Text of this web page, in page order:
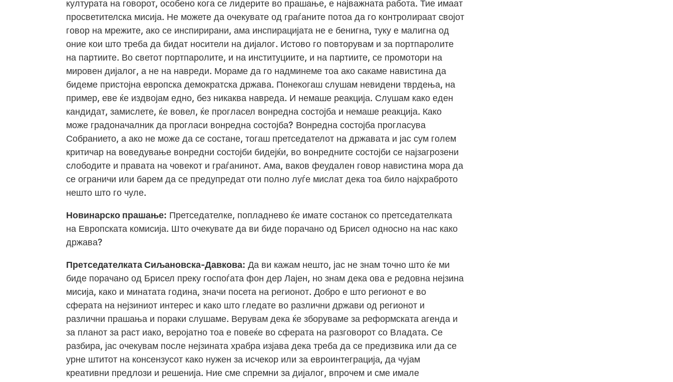
културата на говорот, особено кога се лидерите во прашање, е најважната работа. Тие имаат
просветителска мисија. Не можете да очекувате од граѓаните потоа да го контролираат својот
говор на мрежите, ако се инспирирани, ама инспирацијата не е бенигна, туку е малигна од
оние кои што треба да бидат носители на дијалог. Истово го повторувам и за портпаролите
на партиите. Во светот портпаролите, и на институциите, и на партиите, се промотори на
мировен дијалог, а не на навреди. Мораме да го надминеме тоа ако сакаме навистина да
бидеме пристојна европска демократска држава. Понекогаш слушам невидени тврдења, на
пример, еве ќе издвојам едно, без никаква навреда. И немаше реакција. Слушам како еден
кандидат, замислете, ќе вовел, ќе прогласел вонредна состојба и немаше реакција. Како
може градоначалник да прогласи вонредна состојба? Вонредна состојба прогласува
Собранието, а ако не може да се состане, тогаш претседателот на државата и јас сум голем
критичар на воведување вонредни состојби бидејќи, во вонредните состојби се најзагрозени
слободите и правата на човекот и граѓанинот. Ама, ваков феудален говор навистина мора да
се ограничи или барем да се предупредат оти полно луѓе мислат дека тоа било најхраброто
нешто што го чуле.
Новинарско прашање: Претседателке, попладнево ќе имате состанок со претседателката
на Европската комисија. Што очекувате да ви биде порачано од Брисел односно на нас како
држава?
Претседателката Сиљановска-Давкова: Да ви кажам нешто, јас не знам точно што ќе ми
биде порачано од Брисел преку госпоѓата фон дер Лајен, но знам дека ова е редовна нејзина
мисија, како и минатата година, значи посета на регионот. Добро е што регионот е во
сферата на нејзиниот интерес и како што гледате во различни држави од регионот и
различни прашања и пораки слушаме. Верувам дека ќе зборуваме за реформската агенда и
за планот за раст иако, веројатно тоа е повеќе во сферата на разговорот со Владата. Се
разбира, јас очекувам после нејзината храбра изјава дека треба да се предизвика или да се
урне штитот на консензусот како нужен за исчекор или за евроинтеграција, да чујам
креативни предлози и решенија. Ние сме спремни за дијалог, впрочем и сме имале